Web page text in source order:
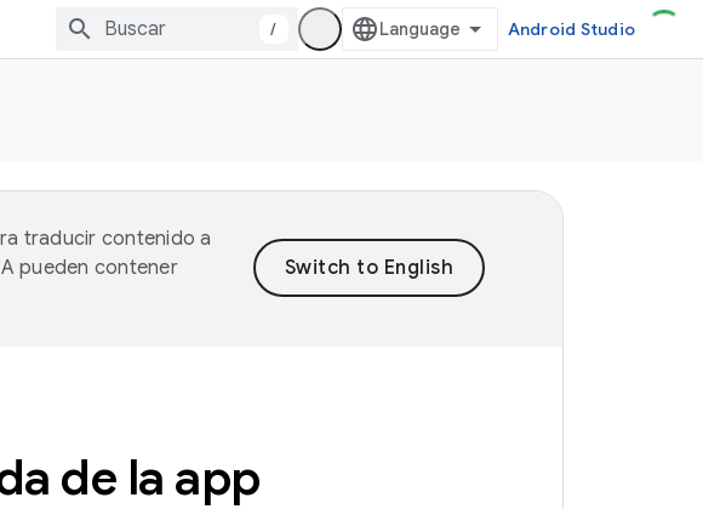
/ Android Studio
traducir contenido a
pueden contener
de la app